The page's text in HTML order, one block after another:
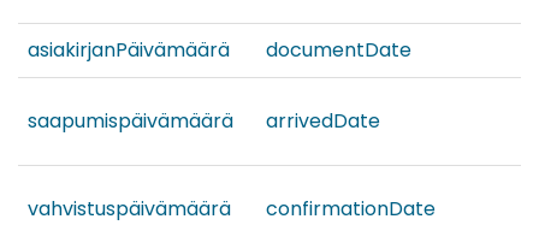
asiakirjanPäivämäärä documentDate
saapumispäivämäärä arrivedDate
vahvistuspäivämäärä confirmationDate